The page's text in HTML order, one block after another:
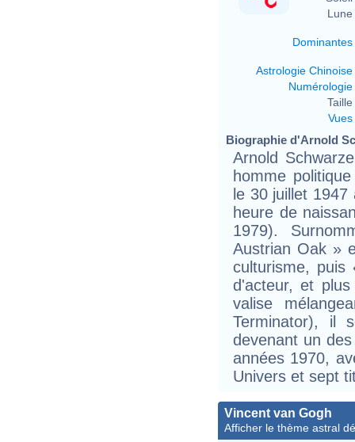
Lune
Dominantes
Astrologie Chinoise
Numérologie
Taille
Vues
Biographie d'Arnold
Arnold
homme
le 30 juillet
heure de
1979).
Austrian Oak »
culturisme, puis
d'acteur, et
valise
Terminator), il
devenant un
années 1970,
Univers et sept
Vincent van Gogh
Afficher le thème astral